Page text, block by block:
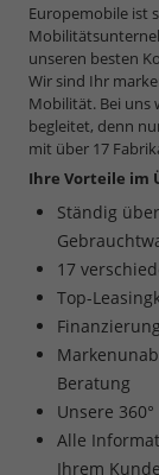
Europemobile ist
unseren besten
Wir sind Ihr
Mobilität. Bei uns
begleitet, denn
mit über 17
Ihre Vorteile im
Ständig
17
Top-
Beratung
Unsere
Alle
Ihrem